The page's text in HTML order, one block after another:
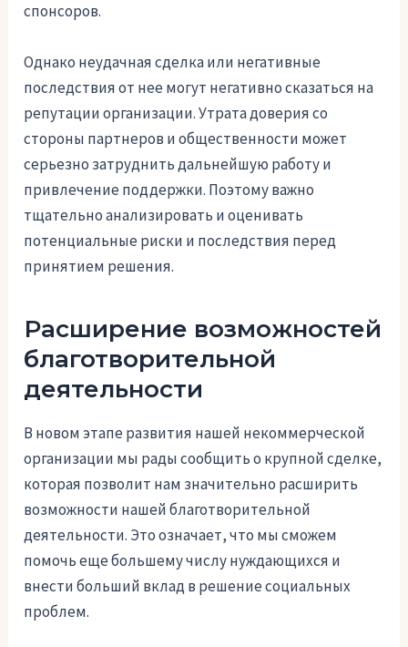
спонсоров.
Однако неудачная сделка или негативные
последствия от нее могут негативно сказаться на
репутации организации. Утрата доверия со
стороны партнеров и общественности может
серьезно затруднить дальнейшую работу и
привлечение поддержки. Поэтому важно
тщательно анализировать и оценивать
потенциальные риски и последствия перед
принятием решения.
Расширение возможностей
благотворительной
деятельности
В новом этапе развития нашей некоммерческой
организации мы рады сообщить о крупной сделке,
которая позволит нам значительно расширить
возможности нашей благотворительной
деятельности. Это означает, что мы сможем
помочь еще большему числу нуждающихся и
внести больший вклад в решение социальных
проблем.